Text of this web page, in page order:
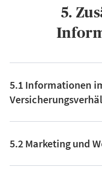
5.
5.1 Informationen
5.2 Marketing und